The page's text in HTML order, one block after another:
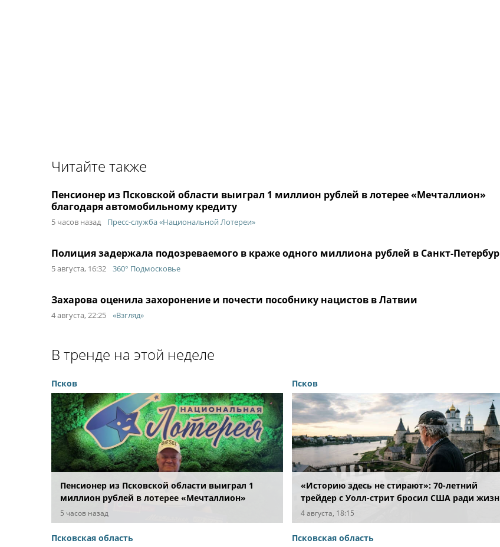
Читайте также
Пенсионер из Псковской области выиграл 1 миллион рублей в лотерее «Мечталлион»
благодаря автомобильному кредиту
5 часов назад Пресс-служба «Национальной Лотереи»
Полиция задержала подозреваемого в краже одного миллиона рублей в Санкт-
5 августа, 16:32 360° Подмосковье
Захарова оценила захоронение и почести пособнику нацистов в Латвии
4 августа, 22:25 «Взгляд»
В тренде на этой неделе
Псков
Пенсионер из Псковской области выиграл 1
миллион рублей в лотерее «Мечталлион»
благодаря автомобильному кредиту
5 часов назад
Псков
«Историю здесь не стирают»: 70-летний
трейдер с Уолл-стрит бросил США ради
Пскове
4 августа, 18:15
Псковская область Псковская область